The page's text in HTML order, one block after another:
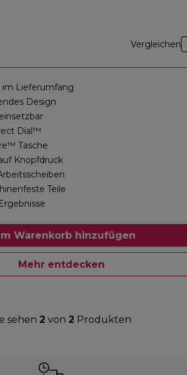
Vergleichen
im Lieferumfang
Design
Dial™
Tasche
Knopfdruck
Teile
Warenkorb hinzufügen
Mehr entdecken
sehen 2 von 2 Produkten